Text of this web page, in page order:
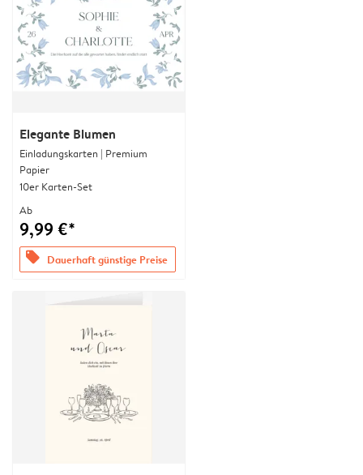
Elegante Blumen
Einladungskarten | Premium
Papier
10er Karten-Set
Ab
9,99 €*
offers Dauerhaft günstige Preise